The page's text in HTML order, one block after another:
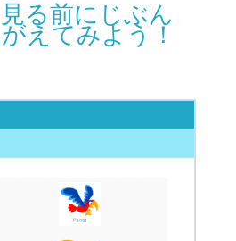
る前にじぶん
えてみよう！